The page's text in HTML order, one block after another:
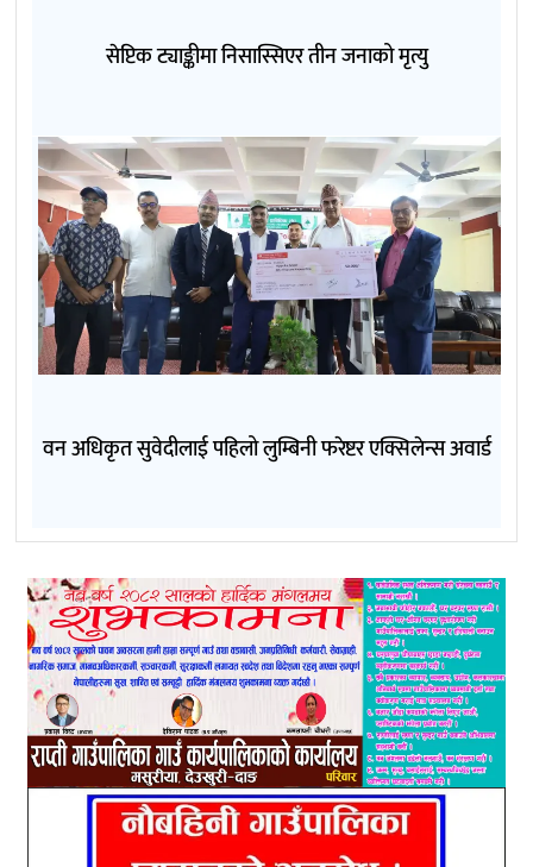
सेप्टिक ट्याङ्कीमा निसास्सिएर तीन जनाको मृत्यु
वन अधिकृत सुवेदीलाई पहिलो लुम्बिनी फरेष्टर एक्सिलेन्स अवार्ड